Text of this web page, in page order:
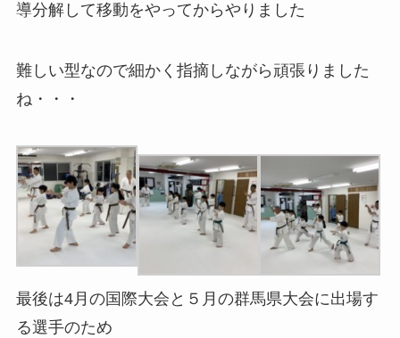
導分解して移動をやってからやりました
難しい型なので細かく指摘しながら頑張りました
ね・・・
最後は4月の国際大会と５月の群馬県大会に出場す
る選手のため